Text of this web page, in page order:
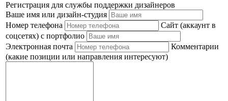
Регистрация для службы поддержки дизайнеров
Ваше имя или дизайн-студия
Номер телефона
Сайт (аккаунт в
соцсетях) с портфолио
Электронная почта
Комментарии
(какие позиции или направления интересуют)